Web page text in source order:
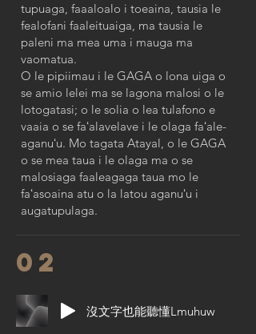
tupuaga, faaaloalo i toeaina, tausia le
fealofani faaleituaiga, ma tausia le
paleni ma mea uma i mauga ma
vaomatua.
O le pipiimau i le GAGA o lona uiga o
se amio lelei ma se lagona malosi o le
lotogatasi; o le solia o lea tulafono e
vaaia o se faʻalavelave i le olaga faʻale-
aganuʻu. Mo tagata Atayal, o le GAGA
o se mea taua i le olaga ma o se
malosiaga faaleagaga taua mo le
faʻasoaina atu o la latou aganuʻu i
augatupulaga.
02
沒文字也能聽懂Lmuhuw